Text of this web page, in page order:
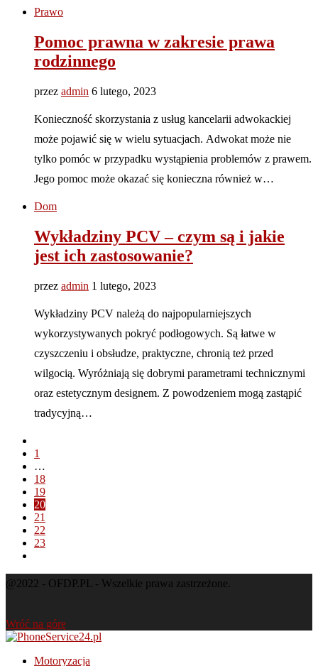
Prawo
Pomoc prawna w zakresie prawa
rodzinnego
przez admin 6 lutego, 2023
Konieczność skorzystania z usług kancelarii adwokackiej
może pojawić się w wielu sytuacjach. Adwokat może nie
tylko pomóc w przypadku wystąpienia problemów z prawem.
Jego pomoc może okazać się konieczna również w…
Dom
Wykładziny PCV – czym są i jakie
jest ich zastosowanie?
przez admin 1 lutego, 2023
Wykładziny PCV należą do najpopularniejszych
wykorzystywanych pokryć podłogowych. Są łatwe w
czyszczeniu i obsłudze, praktyczne, chronią też przed
wilgocią. Wyróżniają się dobrymi parametrami technicznymi
oraz estetycznym designem. Z powodzeniem mogą zastąpić
tradycyjną…
1
…
18
19
20
21
22
23
@2022 - OFDP.PL - Wszelkie prawa zastrzeżone.
Wróć na górę
Motoryzacja